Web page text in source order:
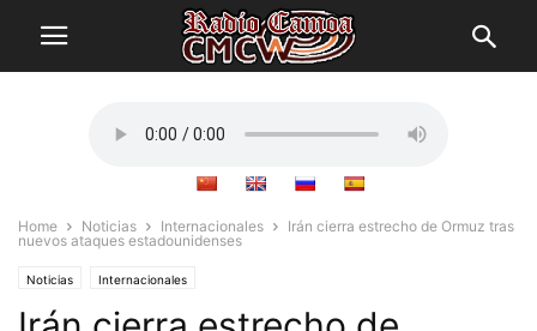
Home Noticias Internacionales
Irán cierra estrecho de Ormuz tras
nuevos ataques estadounidenses
Noticias Internacionales